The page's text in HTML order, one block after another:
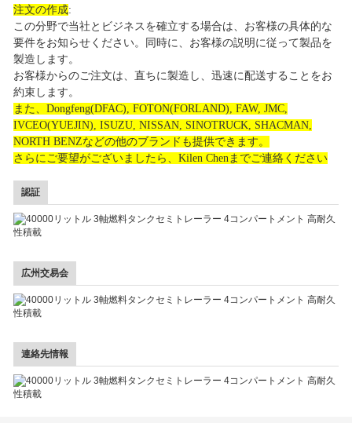
注文の作成:
この分野で当社とビジネスを確立する場合は、お客様の具体的な
要件をお知らせください。同時に、お客様の説明に従って製品を
製造します。
お客様からのご注文は、直ちに製造し、迅速に配送することをお
約束します。
また、Dongfeng(DFAC), FOTON(FORLAND), FAW, JMC,
IVCEO(YUEJIN), ISUZU, NISSAN, SINOTRUCK, SHACMAN,
NORTH BENZなどの他のブランドも提供できます。
さらにご要望がございましたら、Kilen Chenまでご連絡ください
認証
広州交易会
連絡先情報